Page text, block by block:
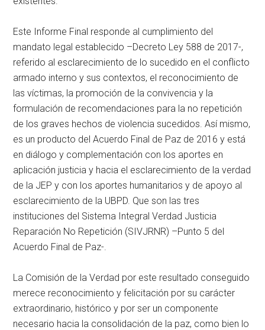
Este Informe Final responde al cumplimiento del
mandato legal establecido –Decreto Ley 588 de 2017-,
referido al esclarecimiento de lo sucedido en el conflicto
armado interno y sus contextos, el reconocimiento de
las víctimas, la promoción de la convivencia y la
formulación de recomendaciones para la no repetición
de los graves hechos de violencia sucedidos. Así mismo,
es un producto del Acuerdo Final de Paz de 2016 y está
en diálogo y complementación con los aportes en
aplicación justicia y hacia el esclarecimiento de la verdad
de la JEP y con los aportes humanitarios y de apoyo al
esclarecimiento de la UBPD. Que son las tres
instituciones del Sistema Integral Verdad Justicia
Reparación No Repetición (SIVJRNR) –Punto 5 del
Acuerdo Final de Paz-.
La Comisión de la Verdad por este resultado conseguido
merece reconocimiento y felicitación por su carácter
extraordinario, histórico y por ser un componente
necesario hacia la consolidación de la paz, como bien lo